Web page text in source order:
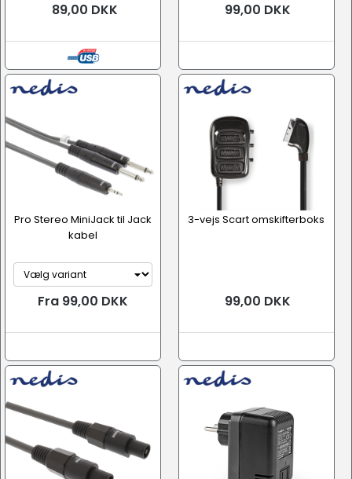
89,00 DKK 99,00 DKK
Pro Stereo MiniJack til Jack
kabel
Fra 99,00 DKK
3-vejs Scart omskifterboks
99,00 DKK